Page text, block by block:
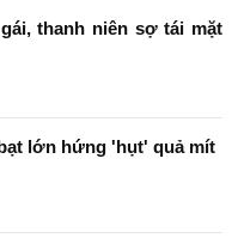
thanh niên sợ tái mặt
lớn hứng 'hụt' quả mít